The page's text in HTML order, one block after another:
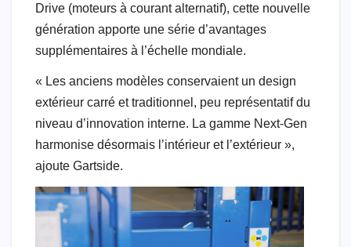
Drive (moteurs à courant alternatif), cette nouvelle
génération apporte une série d’avantages
supplémentaires à l’échelle mondiale.
« Les anciens modèles conservaient un design
extérieur carré et traditionnel, peu représentatif du
niveau d’innovation interne. La gamme Next-Gen
harmonise désormais l’intérieur et l’extérieur »,
ajoute Gartside.